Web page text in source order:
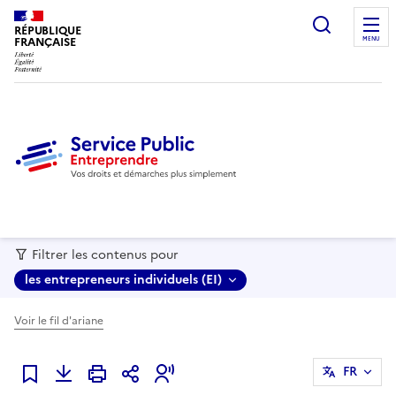
RÉPUBLIQUE
FRANÇAISE MENU
Filtrer les contenus pour
les entrepreneurs individuels (EI)
Voir le fil d'ariane
Ajouter à mes favoris
FR